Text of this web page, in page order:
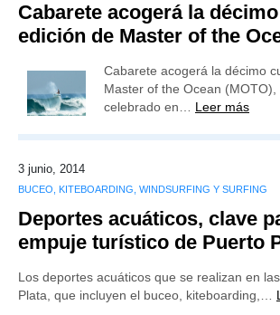
Cabarete acogerá la
edición de Master of the
Cabarete acogerá la décimo
Master of the Ocean
celebrado en… Leer más
3 junio, 2014
BUCEO, KITEBOARDING, WINDSURFING Y SURFING
Deportes acuáticos, clave
empuje turístico de Puerto
Los deportes acuáticos que se realizan en
Plata, que incluyen el buceo, kiteboarding,…